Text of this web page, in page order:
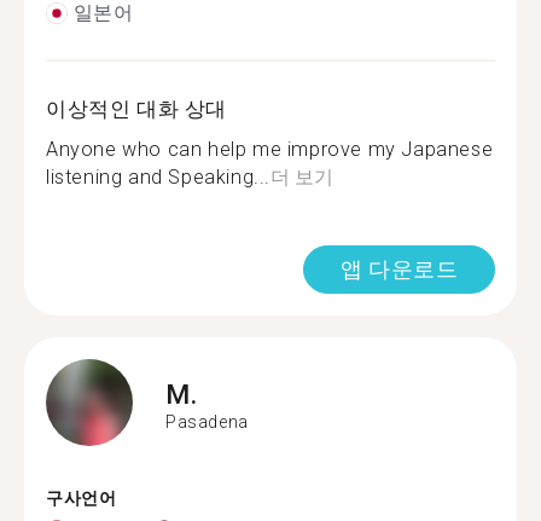
일본어
이상적인 대화 상대
Anyone who can help me improve my Japanese
listening and Speaking...더 보기
앱 다운로드
M.
Pasadena
구사언어